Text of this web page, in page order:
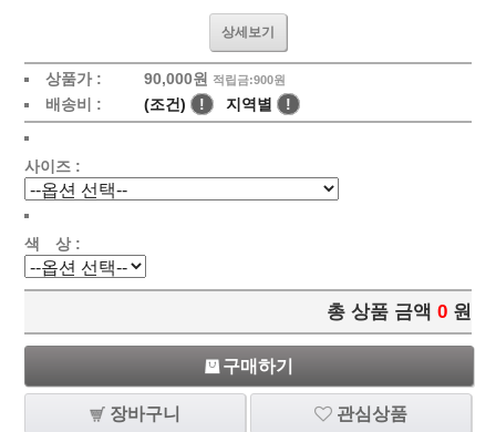
상세보기
상품가 : 90,000원 적립금:900원
배송비 : (조건) ! 지역별 !
사이즈 :
색 상 :
총 상품 금액 0 원
구매하기
장바구니 관심상품